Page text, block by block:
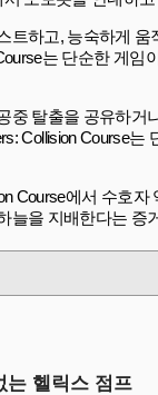
트하고, 능숙하게
는 단순한 게
중 탈출을 공유하
Collision Course
Course에서 수호
늘을 지배한다는 증
는 헬릭스 점프